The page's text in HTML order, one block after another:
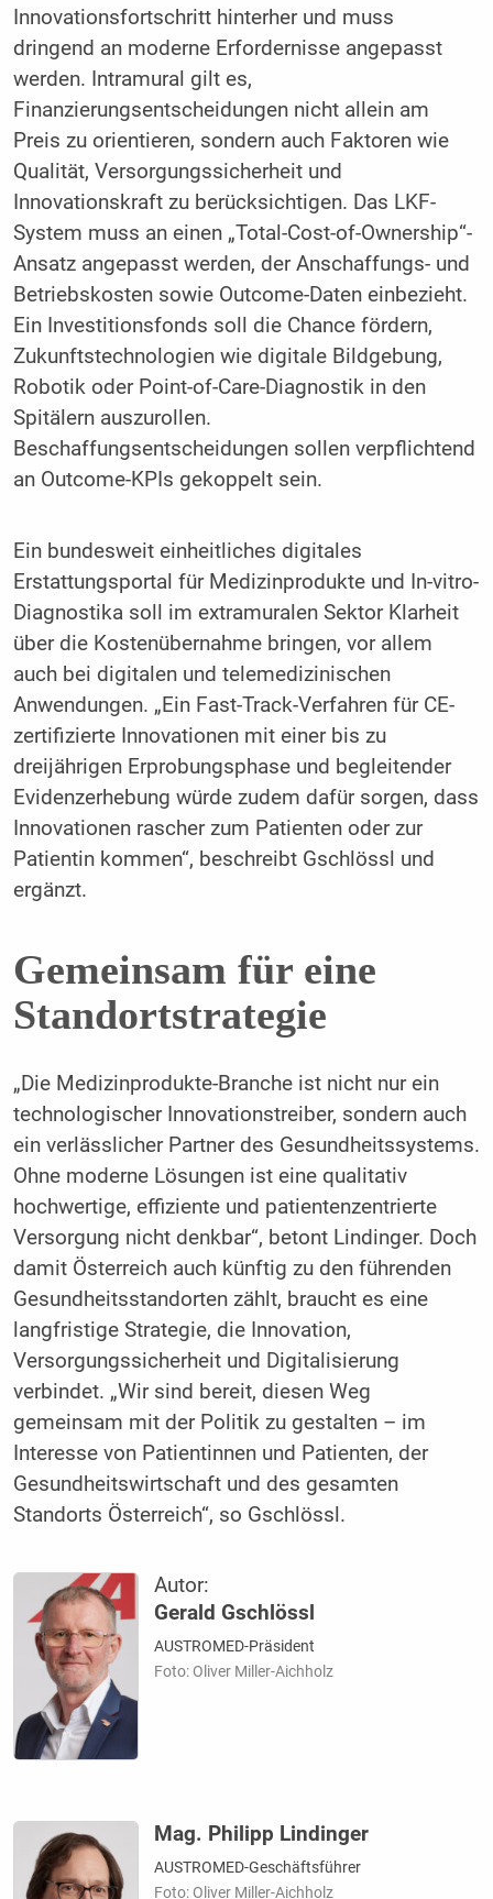
Innovationsfortschritt hinterher und muss
dringend an moderne Erfordernisse angepasst
werden. Intramural gilt es,
Finanzierungsentscheidungen nicht allein am
Preis zu orientieren, sondern auch Faktoren wie
Qualität, Versorgungssicherheit und
Innovationskraft zu berücksichtigen. Das LKF-
System muss an einen „Total-Cost-of-Ownership“-
Ansatz angepasst werden, der Anschaffungs- und
Betriebskosten sowie Outcome-Daten einbezieht.
Ein Investitionsfonds soll die Chance fördern,
Zukunftstechnologien wie digitale Bildgebung,
Robotik oder Point-of-Care-Diagnostik in den
Spitälern auszurollen.
Beschaffungsentscheidungen sollen verpflichtend
an Outcome-KPIs gekoppelt sein.
Ein bundesweit einheitliches digitales
Erstattungsportal für Medizinprodukte und In-vitro-
Diagnostika soll im extramuralen Sektor Klarheit
über die Kostenübernahme bringen, vor allem
auch bei digitalen und telemedizinischen
Anwendungen. „Ein Fast-Track-Verfahren für CE-
zertifizierte Innovationen mit einer bis zu
dreijährigen Erprobungsphase und begleitender
Evidenzerhebung würde zudem dafür sorgen, dass
Innovationen rascher zum Patienten oder zur
Patientin kommen“, beschreibt Gschlössl und
ergänzt.
Gemeinsam für eine
Standortstrategie
„Die Medizinprodukte-Branche ist nicht nur ein
technologischer Innovationstreiber, sondern auch
ein verlässlicher Partner des Gesundheitssystems.
Ohne moderne Lösungen ist eine qualitativ
hochwertige, effiziente und patientenzentrierte
Versorgung nicht denkbar“, betont Lindinger. Doch
damit Österreich auch künftig zu den führenden
Gesundheitsstandorten zählt, braucht es eine
langfristige Strategie, die Innovation,
Versorgungssicherheit und Digitalisierung
verbindet. „Wir sind bereit, diesen Weg
gemeinsam mit der Politik zu gestalten – im
Interesse von Patientinnen und Patienten, der
Gesundheitswirtschaft und des gesamten
Standorts Österreich“, so Gschlössl.
Autor:
Gerald Gschlössl
AUSTROMED-Präsident
Foto: Oliver Miller-Aichholz
Mag. Philipp Lindinger
AUSTROMED-Geschäftsführer
Foto: Oliver Miller-Aichholz